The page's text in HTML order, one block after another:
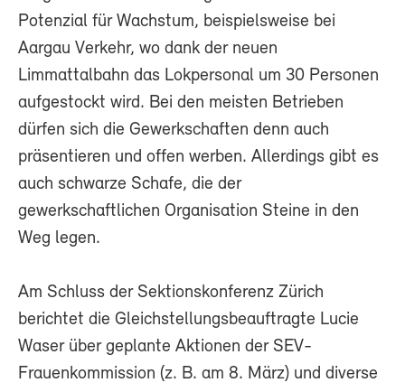
Potenzial für Wachstum, beispielsweise bei
Aargau Verkehr, wo dank der neuen
Limmattalbahn das Lokpersonal um 30 Personen
aufgestockt wird. Bei den meisten Betrieben
dürfen sich die Gewerkschaften denn auch
präsentieren und offen werben. Allerdings gibt es
auch schwarze Schafe, die der
gewerkschaftlichen Organisation Steine in den
Weg legen.
Am Schluss der Sektionskonferenz Zürich
berichtet die Gleichstellungsbeauftragte Lucie
Waser über geplante Aktionen der SEV-
Frauenkommission (z. B. am 8. März) und diverse